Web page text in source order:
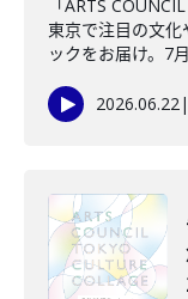
「ARTS
東京で注目の文
ックをお届け。7
2026.06.22|